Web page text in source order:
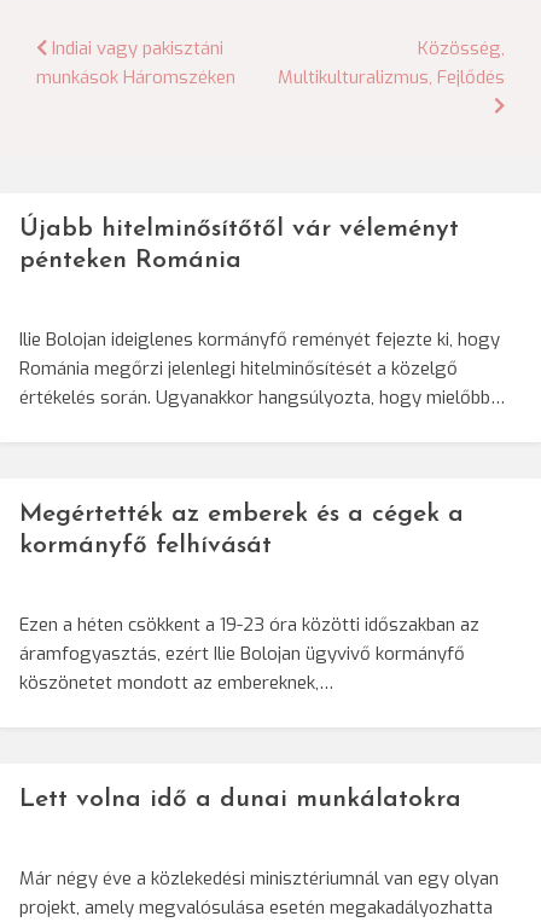
Bejegyzés
Indiai vagy pakisztáni
munkások Háromszéken
Közösség,
Multikulturalizmus, Fejlődés
Újabb hitelminősítőtől vár véleményt
pénteken Románia
Ilie Bolojan ideiglenes kormányfő reményét fejezte ki, hogy
Románia megőrzi jelenlegi hitelminősítését a közelgő
értékelés során. Ugyanakkor hangsúlyozta, hogy mielőbb…
Megértették az emberek és a cégek a
kormányfő felhívását
Ezen a héten csökkent a 19-23 óra közötti időszakban az
áramfogyasztás, ezért Ilie Bolojan ügyvivő kormányfő
köszönetet mondott az embereknek,…
Lett volna idő a dunai munkálatokra
Már négy éve a közlekedési minisztériumnál van egy olyan
projekt, amely megvalósulása esetén megakadályozhatta